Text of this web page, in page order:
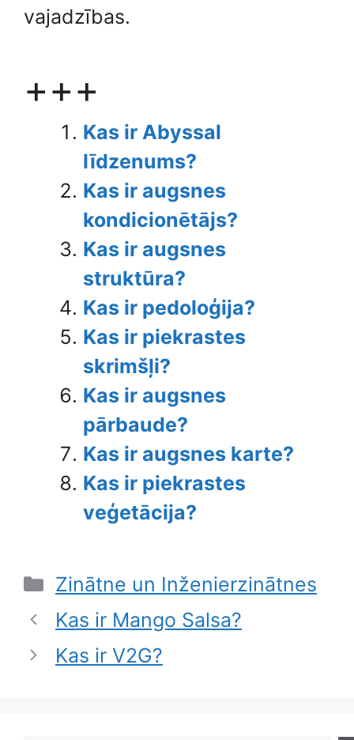
vajadzības.
+++
Kas ir Abyssal
līdzenums?
Kas ir augsnes
kondicionētājs?
Kas ir augsnes
struktūra?
Kas ir pedoloģija?
Kas ir piekrastes
skrimšļi?
Kas ir augsnes
pārbaude?
Kas ir augsnes karte?
Kas ir piekrastes
veģetācija?
Categories
Zinātne un Inženierzinātnes
Kas ir Mango Salsa?
Kas ir V2G?